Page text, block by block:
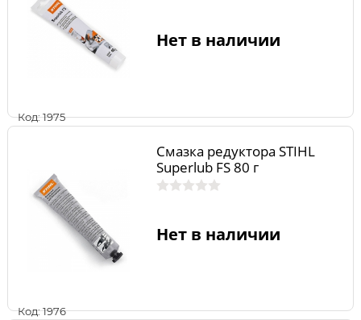
Код: 1975
Нет в наличии
Код: 1976
Смазка редуктора STIHL
Superlub FS 80 г
Нет в наличии